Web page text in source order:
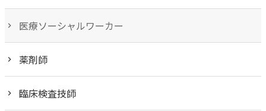
医療ソーシャルワーカー
薬剤師
臨床検査技師